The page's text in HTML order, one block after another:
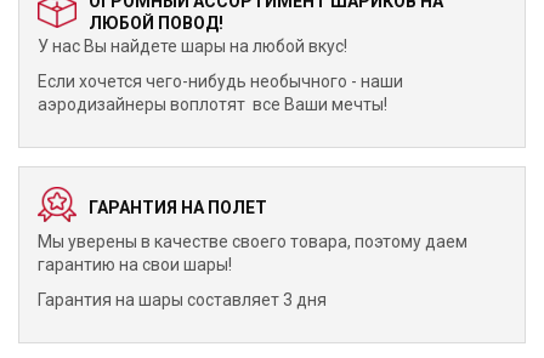
ЛЮБОЙ ПОВОД!
У нас Вы найдете шары на любой вкус!
Если хочется чего-нибудь необычного - наши
аэродизайнеры воплотят все Ваши мечты!
ГАРАНТИЯ НА ПОЛЕТ
Мы уверены в качестве своего товара, поэтому даем
гарантию на свои шары!
Гарантия на шары составляет 3 дня